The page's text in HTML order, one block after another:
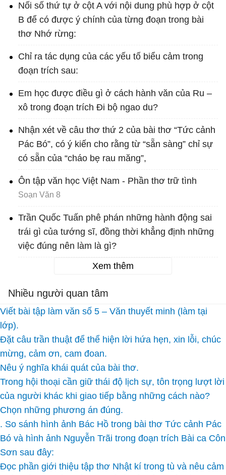
Nối số thứ tự ở cột A với nội dung phù hợp ở cột
B để có được ý chính của từng đoạn trong bài
thơ Nhớ rừng:
Chỉ ra tác dụng của các yếu tố biểu cảm trong
đoạn trích sau:
Em học được điều gì ở cách hành văn của Ru –
xô trong đoạn trích Đi bộ ngao du?
Nhận xét về câu thơ thứ 2 của bài thơ “Tức cảnh
Pác Bó”, có ý kiến cho rằng từ “sẵn sàng” chỉ sự
có sẵn của “cháo bẹ rau măng”,
Ôn tập văn học Việt Nam - Phần thơ trữ tình
Soạn Văn 8
Trần Quốc Tuấn phê phán những hành động sai
trái gì của tướng sĩ, đồng thời khẳng định những
việc đúng nên làm là gì?
Xem thêm
Nhiều người quan tâm
Viết bài tập làm văn số 5 – Văn thuyết minh (làm tại
lớp).
Đặt câu trần thuật để thể hiện lời hứa hẹn, xin lỗi, chúc
mừng, cảm ơn, cam đoan.
Nêu ý nghĩa khái quát của bài thơ.
Trong hội thoại cần giữ thái độ lịch sự, tôn trọng lượt lời
của người khác khi giao tiếp bằng những cách nào?
Chọn những phương án đúng.
. So sánh hình ảnh Bác Hồ trong bài thơ Tức cảnh Pác
Bó và hình ảnh Nguyễn Trãi trong đoạn trích Bài ca Côn
Sơn sau đây:
Đọc phần giới thiệu tập thơ Nhật kí trong tù và nêu cảm